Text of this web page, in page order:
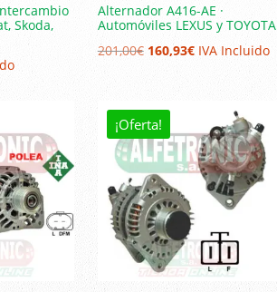
Skoda,
Alternador A416-AE ·
Automóviles LEXUS y TOYOTA
201,00€ El
precio
original
era:
201,00€.
160,93€El
actual
160,93€.
IVA Incluido
¡Oferta!